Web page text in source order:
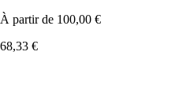
À partir de 100,00 €
68,33 €